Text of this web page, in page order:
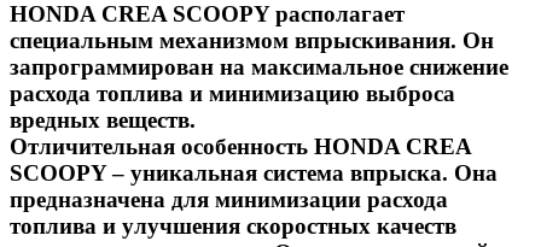
HONDA CREA SCOOPY располагает
специальным механизмом впрыскивания. Он
запрограммирован на максимальное снижение
расхода топлива и минимизацию выброса
вредных веществ.
Отличительная особенность HONDA CREA
SCOOPY – уникальная система впрыска. Она
предназначена для минимизации расхода
топлива и улучшения скоростных качеств